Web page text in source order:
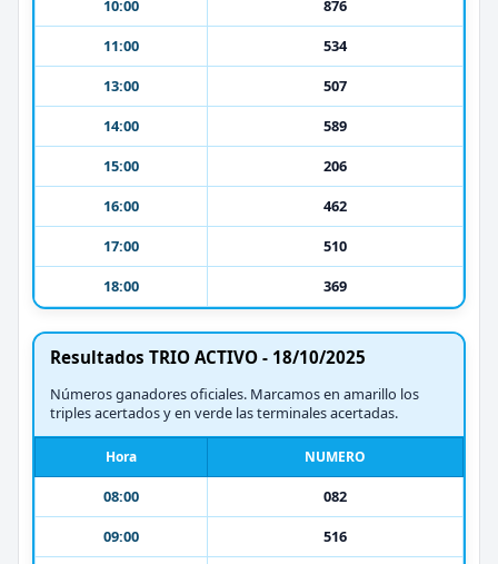
10:00
876
11:00
534
13:00
507
14:00
589
15:00
206
16:00
462
17:00
510
18:00
369
Resultados TRIO ACTIVO - 18/10/2025
Números ganadores oficiales. Marcamos en amarillo los
triples acertados y en verde las terminales acertadas.
Hora NUMERO
08:00
082
09:00
516